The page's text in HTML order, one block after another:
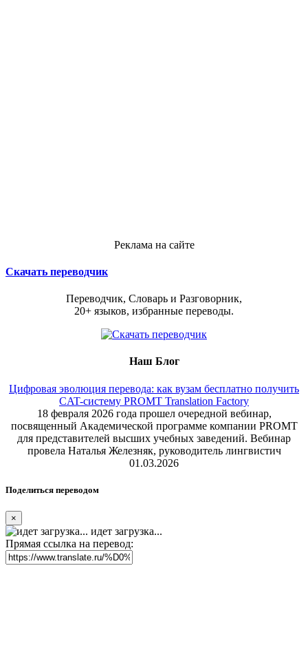
Реклама на сайте
Скачать переводчик
Переводчик, Словарь и Разговорник,
20+ языков, избранные переводы.
Наш Блог
Цифровая эволюция перевода: как вузам бесплатно получить
CAT-систему PROMT Translation Factory
18 февраля 2026 года прошел очередной вебинар,
посвященный Академической программе компании PROMT
для представителей высших учебных заведений. Вебинар
провела Наталья Железняк, руководитель лингвистич
01.03.2026
Поделиться переводом
×
идет загрузка...
Прямая ссылка на перевод: